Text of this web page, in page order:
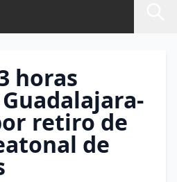
horas
retiro de
de